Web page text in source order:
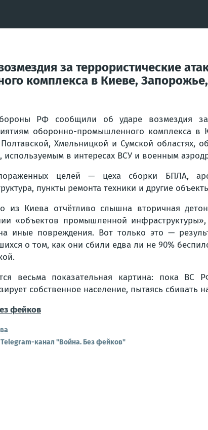
за террористические
комплекса в Киеве,
РФ сообщили об ударе возмездия за
оборонно-промышленного комплекса в
Хмельницкой и Сумской областях,
используемым в интересах ВСУ и военным
целей — цеха сборки БПЛА,
пункты ремонта техники и другие
из Киева отчётливо слышна вторичная
«объектов промышленной
иные повреждения. Вот только это —
о том, как они сбили едва ли не 90%
весьма показательная картина: пока
собственное население, пытаясь
фейков
Telegram-канал "Война. Без фейков"